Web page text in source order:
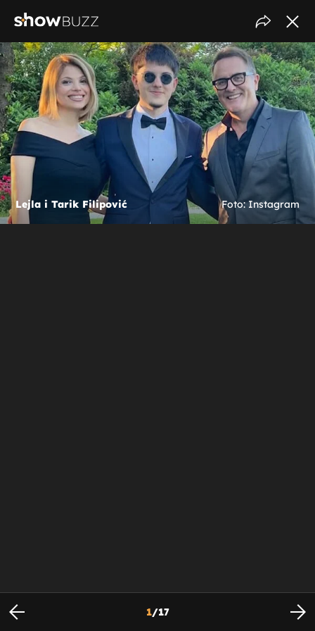
Lejla i Tarik Filipović Foto: Instagram
1/17